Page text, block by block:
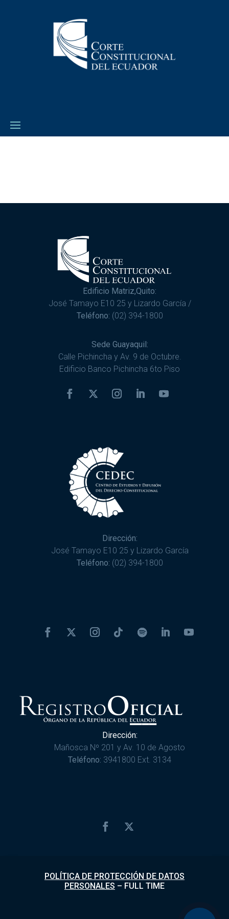
Edificio Matriz,Quito:
José Tamayo E10 25 y Lizardo García /
Teléfono: (02) 394-1800
Sede Guayaquil:
Calle Pichincha y Av. 9 de Octubre.
Edificio Banco Pichincha 6to Piso
Dirección:
José Tamayo E10 25 y Lizardo García
Teléfono: (02) 394-1800
Dirección:
Mañosca Nº 201 y Av. 10 de Agosto
Teléfono: 3941800 Ext. 3134
POLÍTICA DE PROTECCIÓN DE DATOS
PERSONALES – FULL TIME